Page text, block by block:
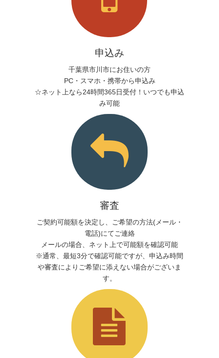
申込み
千葉県市川市にお住いの方
PC・スマホ・携帯から申込み
☆ネット上なら24時間365日受付！いつでも申込
み可能
審査
ご契約可能額を決定し、ご希望の方法(メール・
電話)にてご連絡
メールの場合、ネット上で可能額を確認可能
※通常、最短3分で確認可能ですが、申込み時間
や審査によりご希望に添えない場合がございま
す。